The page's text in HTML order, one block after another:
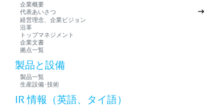
企業概要
代表あいさつ
経営理念、企業ビジョン
沿革
トップマネジメント
企業文書
拠点一覧
製品と設備
製品一覧
生産設備･技術
IR 情報（英語、タイ語）